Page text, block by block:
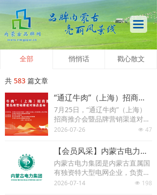
끀
首页
促进会概况
品牌资讯
品牌活动
品牌申报
品牌人物
内蒙古农牧业品牌目录
全部 悄悄话 戳心散文
共 583 篇文章
“通辽牛肉”（上海）招商推介会暨品牌营销渠道对接品鉴会启幕
7月25日，“通辽牛肉”（上海）
招商推介会暨品牌营销渠道对接
品鉴会在上海举行。
넶 47
2026-07-26
【会员风采】内蒙古电力（集团）有限责任公司
内蒙古电力集团是内蒙古直属国
有独资特大型电网企业，负责建
设运营内蒙古中西部电网，同时
넶 198
2026-07-14